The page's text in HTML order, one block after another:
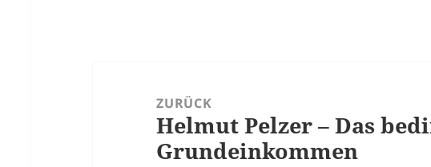
NavigationZURÜCK
Vorheriger
Beitrag:
Helmut Pelzer – Das
Grundeinkommen